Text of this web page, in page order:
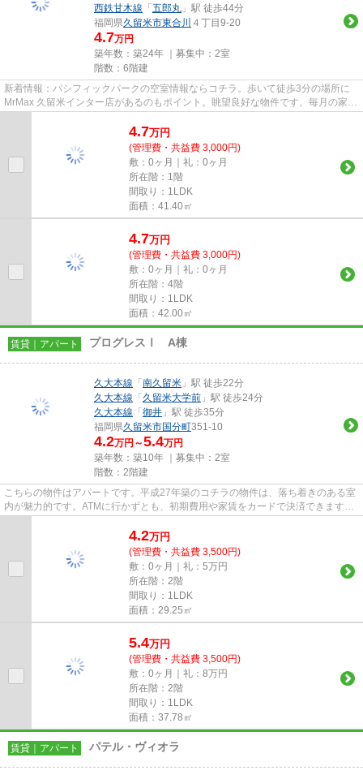
西鉄甘木線 「五郎丸 」駅 徒歩44分
福岡県久留米市東合川 ４丁目9-20
4.7万円
築年数：築24年 ｜募集中： 2室
階数：6階建
新着情報：パシフィックパークの空室情報ならコチラ。歩いて徒歩3分の場所に
MrMax 久留米インター店があるのもポイント。眺望良好な物件です。毎月の家賃
カード決済で、ポイントやマイ...
4.7万円
(管理費・共益費 3,000円)
敷：0ヶ月｜礼：0ヶ月
所在階：1階
間取り：1LDK
面積：41.40㎡
4.7万円
(管理費・共益費 3,000円)
敷：0ヶ月｜礼：0ヶ月
所在階：4階
間取り：1LDK
面積：42.00㎡
賃貸｜アパート プログレスⅠ A棟
久大本線 「南久留米 」駅 徒歩22分
久大本線 「久留米大学前 」駅 徒歩24分
久大本線 「御井 」駅 徒歩35分
福岡県久留米市国分町351-10
4.2万円～5.4万円
築年数：築10年 ｜募集中： 2室
階数：2階建
こちらの物件はアパートです。平成27年築のコチラの物件は、落ち着きのある室
内が魅力的です。ATMに行かずとも、初期費用や家賃をカードで決済できます。
利便性が高くお問い合わせの多...
4.2万円
(管理費・共益費 3,500円)
敷：0ヶ月｜礼：5万円
所在階：2階
間取り：1LDK
面積：29.25㎡
5.4万円
(管理費・共益費 3,500円)
敷：0ヶ月｜礼：8万円
所在階：2階
間取り：1LDK
面積：37.78㎡
賃貸｜アパート パテル・ヴィオラ